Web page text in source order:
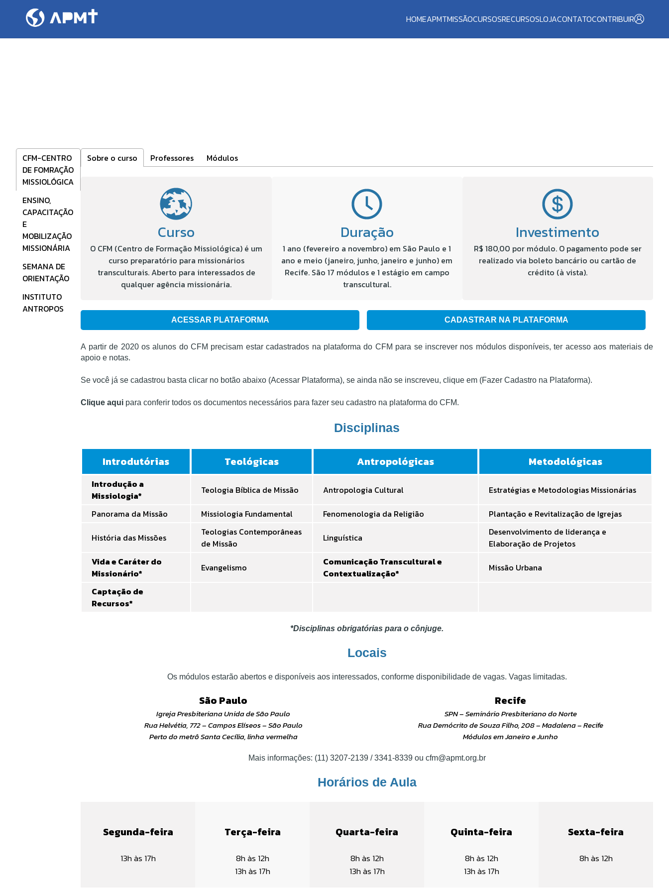
HOMEAPMTMISSÃOCURSOSRECURSOSLOJACONTATOCONTRIBUIR
CFM-CENTRO
DE FOMRAÇÃO
MISSIOLÓGICA
ENSINO,
CAPACITAÇÃO
E
MOBILIZAÇÃO
MISSIONÁRIA
SEMANA DE
ORIENTAÇÃO
INSTITUTO
ANTROPOS
Sobre o curso Professores Módulos
Curso
O CFM (Centro de Formação Missiológica) é um
curso preparatório para missionários
transculturais. Aberto para interessados de
qualquer agência missionária.
Duração
1 ano (fevereiro a novembro) em São Paulo e 1
ano e meio (janeiro, junho, janeiro e junho) em
Recife. São 17 módulos e 1 estágio em campo
transcultural.
Investimento
R$ 180,00 por módulo. O pagamento pode ser
realizado via boleto bancário ou cartão de
crédito (à vista).
ACESSAR PLATAFORMA CADASTRAR NA PLATAFORMA
A partir de 2020 os alunos do CFM precisam estar cadastrados na plataforma do CFM para se inscrever nos módulos disponíveis, ter acesso aos materiais de
apoio e notas.
Se você já se cadastrou basta clicar no botão abaixo (Acessar Plataforma), se ainda não se inscreveu, clique em (Fazer Cadastro na Plataforma).
Clique aqui para conferir todos os documentos necessários para fazer seu cadastro na plataforma do CFM.
Disciplinas
Introdutórias Teológicas Antropológicas Metodológicas
Introdução a
Missiologia*
Teologia Bíblica de Missão Antropologia Cultural
Estratégias e Metodologias Missionárias
Panorama da Missão
Missiologia Fundamental Fenomenologia da Religião
Plantação e Revitalização de Igrejas
História das Missões
Teologias Contemporâneas
de Missão
Linguística
Desenvolvimento de liderança e
Elaboração de Projetos
Vida e Caráter do
Missionário*
Evangelismo
Comunicação Transcultural e
Contextualização*
Missão Urbana
Captação de
Recursos*
*Disciplinas obrigatórias para o cônjuge.
Locais
Os módulos estarão abertos e disponíveis aos interessados, conforme disponibilidade de vagas. Vagas limitadas.
São Paulo
Igreja Presbiteriana Unida de São Paulo
Rua Helvétia, 772 – Campos Elíseos – São Paulo
Perto do metrô Santa Cecília, linha vermelha
Recife
SPN – Seminário Presbiteriano do Norte
Rua Demócrito de Souza Filho, 208 – Madalena – Recife
Módulos em Janeiro e Junho
Mais informações: (11) 3207-2139 / 3341-8339 ou cfm@apmt.org.br
Horários de Aula
Segunda-feira
13h às 17h
Terça-feira
8h às 12h
13h às 17h
Quarta-feira
8h às 12h
13h às 17h
Quinta-feira
8h às 12h
13h às 17h
Sexta-feira
8h às 12h